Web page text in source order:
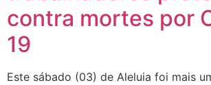
contra mortes por
19
Este sábado (03) de Aleluia foi mais